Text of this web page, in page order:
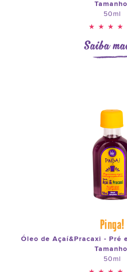
50ml
Saiba
Pinga!
Óleo de Açaí&Pracaxi - Pré
50ml